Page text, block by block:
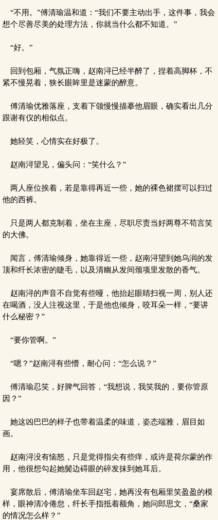
“不用。”傅清瑜温和道：“我们不要主动出手，这件事，我会
想个尽善尽美的处理方法，你就当什么都不知道。”
“好。”
回到包厢，气氛正嗨，赵南浔已经半醉了，捏着高脚杯，不
紧不慢晃着，狭长眼眸里是迷蒙的醉意。
傅清瑜优雅落座，支着下颌慢慢描摹他眉眼，确实看出几分
跟谢有仪的相似点。
她轻笑，心情实在好极了。
赵南浔望见，偏头问：“笑什么？”
两人座位挨着，若是靠得再近一些，她的裸色裙摆可以扫过
他的西裤。
只是两人都克制着，坐在主座，尽职尽责当好两尊不苟言笑
的大佛。
闻言，傅清瑜倾身，她靠得近一些，赵南浔望到她乌润的发
顶和纤长浓密的睫毛，以及清幽从发间颈项里发散的香气。
赵南浔的声音不自觉有些哑，他抬起眼睛扫视一周，别人还
在喝酒，没人注视这里，于是他也倾身，咬耳朵一样，“要讲
什么秘密？”
“要你管啊。”
“嗯？”赵南浔有些懵，耐心问：“怎么说？”
傅清瑜忍笑，好脾气回答，“我想说，我笑我的，要你管原
因？”
她这凶巴巴的样子也带着温柔的味道，姿态端雅，眉目如
画。
赵南浔没有恼怒，只是觉得指尖有些痒，或许是荷尔蒙的作
用，他很想勾起她鬓边碍眼的碎发抹到她耳后。
宴席散后，傅清瑜坐车回赵宅，她再没有包厢里笑盈盈的模
样，眼神清冷倦怠，纤长手指抵着额角，她问郎思文，“桑家
的情况怎么样？”